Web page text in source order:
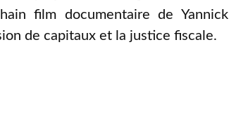
film documentaire de Yannick
de capitaux et la justice fiscale.